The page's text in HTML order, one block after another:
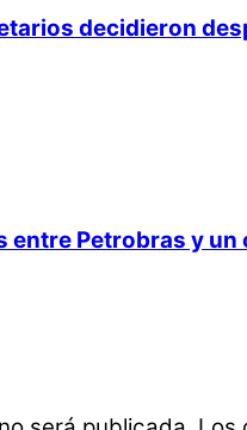
decidieron
entre Petrobras y